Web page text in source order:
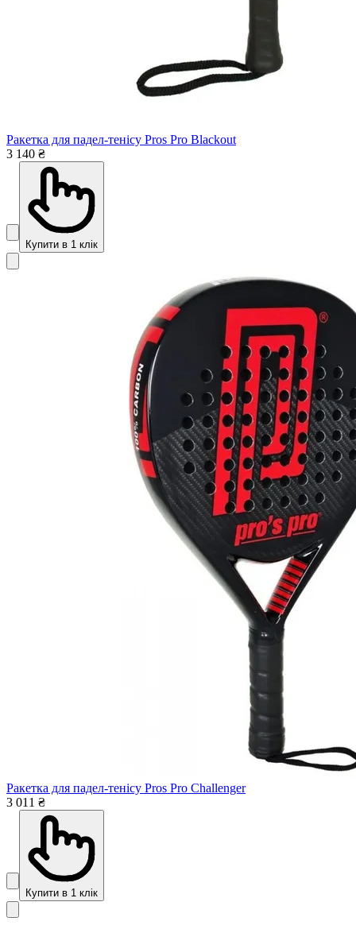
Ракетка для падел-тенісу Pros Pro Blackout
3 140 ₴
Купити в 1 клік
Ракетка для падел-тенісу Pros Pro Challenger
3 011 ₴
Купити в 1 клік